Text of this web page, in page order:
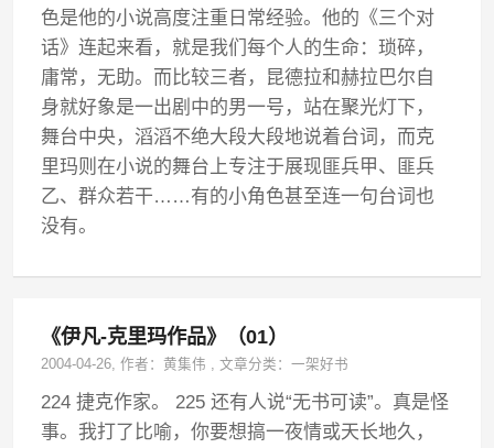
色是他的小说高度注重日常经验。他的《三个对
话》连起来看，就是我们每个人的生命：琐碎，
庸常，无助。而比较三者，昆德拉和赫拉巴尔自
身就好象是一出剧中的男一号，站在聚光灯下，
舞台中央，滔滔不绝大段大段地说着台词，而克
里玛则在小说的舞台上专注于展现匪兵甲、匪兵
乙、群众若干……有的小角色甚至连一句台词也
没有。
《伊凡-克里玛作品》（01）
2004-04-26, 作者：黄集伟 ,文章分类：一架好书
224 捷克作家。 225 还有人说“无书可读”。真是怪
事。我打了比喻，你要想搞一夜情或天长地久，